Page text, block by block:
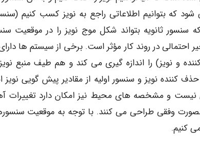
ثانویه بتواند شکل موج نویز را در موقعیت
احتمالی در روند کار مؤثر است. برخی از سیستم ها
و نویز) را اندازه گیری می کند و هم طیف منبع
نیست و مشخصه های محیط نیز امکان دارد تغییرات